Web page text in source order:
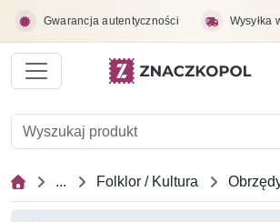
Gwarancja autentyczności Wysyłka
... Folklor / Kultura